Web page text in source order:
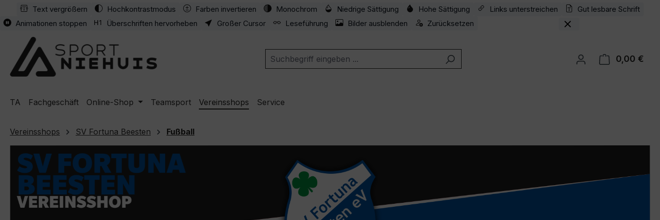
Hauptinhalt springen
Zur Suche springen
Zur Hauptnavigation springen
Text vergrößern Hochkontrastmodus Farben invertieren Monochrom Niedrige Sättigung Hohe Sättigung Links unterstreichen
Gut lesbare Schrift
Animationen stoppen
Überschriften hervorheben Großer Cursor Leseführung Bilder ausblenden Zurücksetzen
0,00 €
TA Fachgeschäft Online-Shop Teamsport Vereinsshops Service
Vereinsshops SV Fortuna Beesten Fußball